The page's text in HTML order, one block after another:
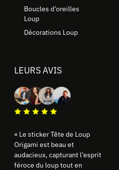
Boucles d’oreilles
Loup
Décorations Loup
LEURS AVIS
« Le sticker Tête de Loup
Origami est beau et
audacieux, capturant l’esprit
féroce du loup tout en